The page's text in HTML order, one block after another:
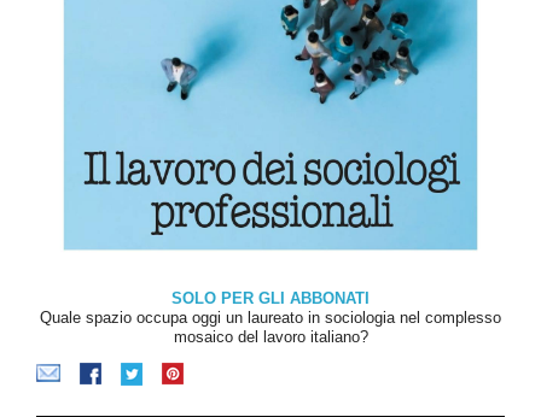
SOLO PER GLI ABBONATI
Quale spazio occupa oggi un laureato in sociologia nel complesso
mosaico del lavoro italiano?